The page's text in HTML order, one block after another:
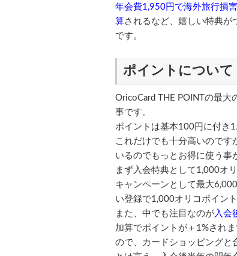
年会費1,950円で海外旅行損
算されるなど、嬉しい特典が
です。
ポイントについて
OricoCard THE POINTの最大
事です。
ポイントは基本100円に付き
これだけでも十分高いのです
いるのでもっとお得に使う事
まず入会特典として1,000オ
キャンペーンとして最大
い登録で1,000オリコポイン
また、中でも注目なのが 入会
加算でポイントが＋1%され
ので、カードショッピングと